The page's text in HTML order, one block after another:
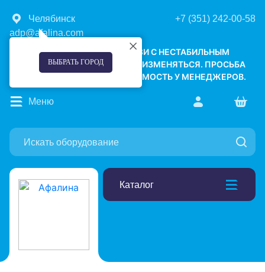
Челябинск
ВЫБРАТЬ ГОРОД
+7 (351) 242-00-58
adp@afalina.com
УВАЖАЕМЫЕ КЛИЕНТЫ! В СВЯЗИ С НЕСТАБИЛЬНЫМ
КУРСОМ ВАЛЮТ, ЦЕНЫ МОГУТ ИЗМЕНЯТЬСЯ. ПРОСЬБА
УТОЧНЯТЬ АКТУАЛЬНУЮ СТОИМОСТЬ У МЕНЕДЖЕРОВ.
Каталог
Меню